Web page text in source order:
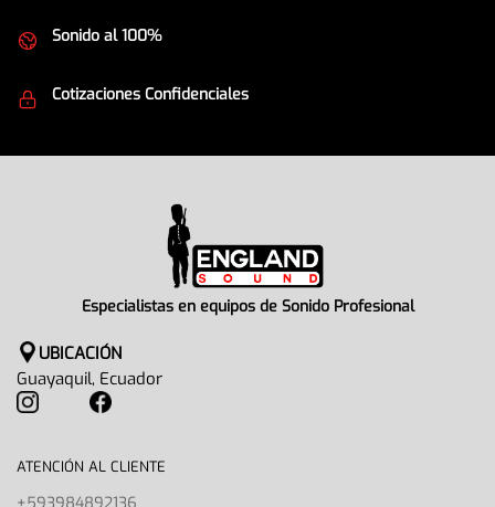
Sonido al 100%
Cotizaciones Confidenciales
Especialistas en equipos de Sonido Profesional
UBICACIÓN
Guayaquil, Ecuador
ATENCIÓN AL CLIENTE